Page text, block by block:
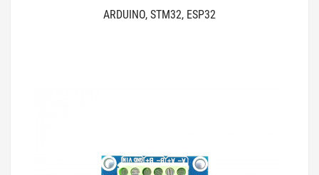
ARDUINO, STM32, ESP32